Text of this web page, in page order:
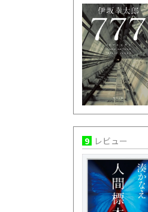
9 レビュー